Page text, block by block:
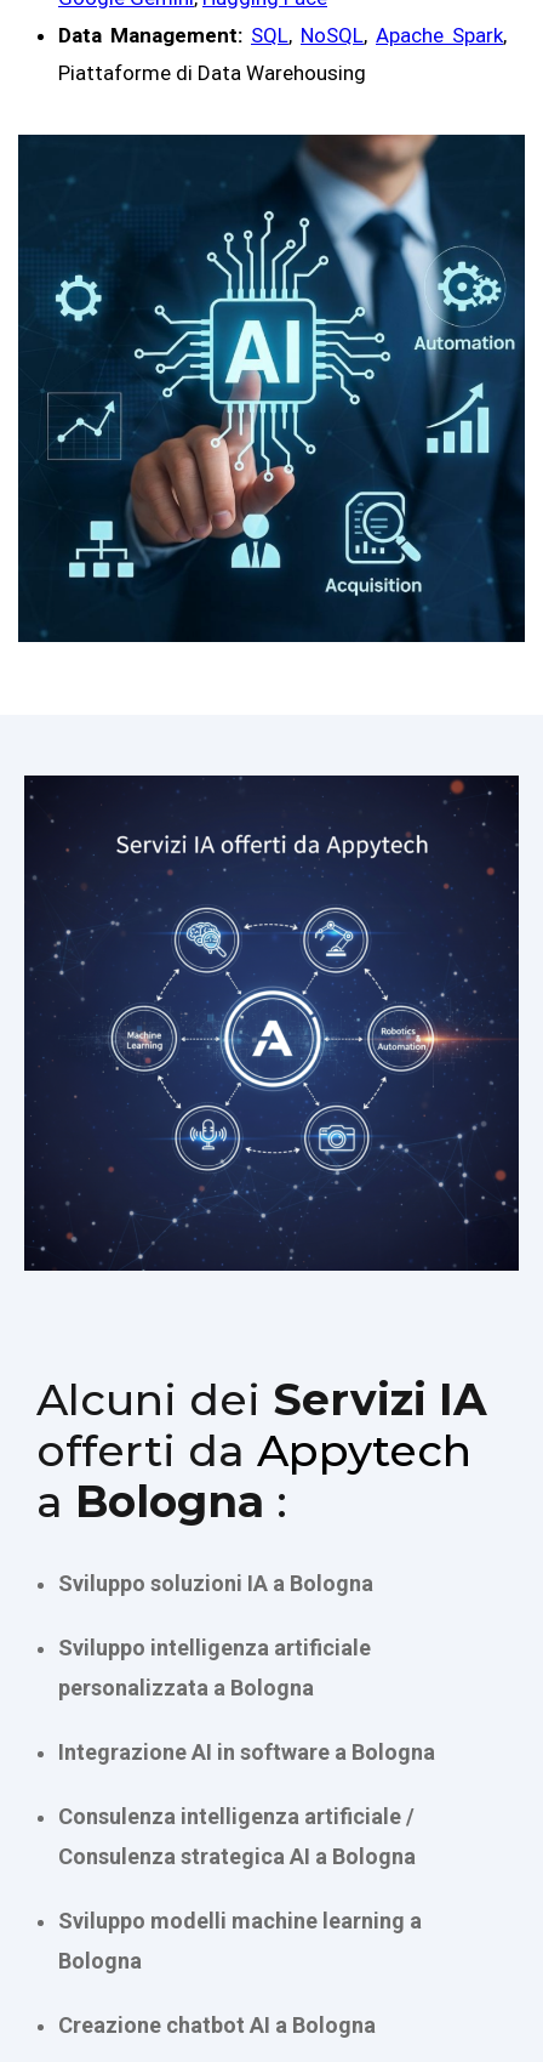
Data Management: SQL, NoSQL, Apache Spark,
Piattaforme di Data Warehousing
Alcuni dei Servizi IA
offerti da Appytech
a Bologna :
Sviluppo soluzioni IA a Bologna
Sviluppo intelligenza artificiale
personalizzata a Bologna
Integrazione AI in software a Bologna
Consulenza intelligenza artificiale /
Consulenza strategica AI a Bologna
Sviluppo modelli machine learning a
Bologna
Creazione chatbot AI a Bologna